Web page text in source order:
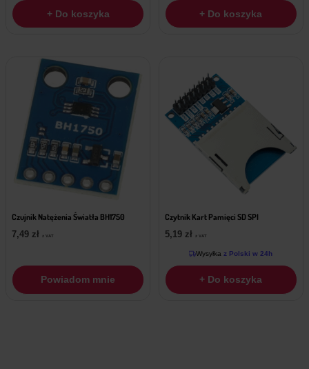
+ Do koszyka + Do koszyka
Czujnik Natężenia Światła BH1750
7,49 zł z VAT
Powiadom mnie
Czytnik Kart Pamięci SD SPI
5,19 zł z VAT
Wysyłka z Polski w 24h
+ Do koszyka